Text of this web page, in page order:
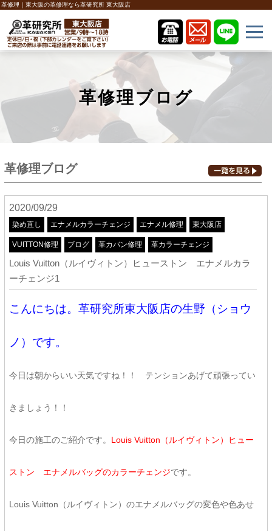
革修理｜東大阪の革修理なら革研究所 東大阪店
革修理ブログ
革修理ブログ
2020/09/29
染め直し エナメルカラーチェンジ エナメル修理 東大阪店
VUITTON修理 ブログ 革カバン修理 革カラーチェンジ
Louis Vuitton（ルイヴィトン）ヒューストン エナメルカラ
ーチェンジ1
こんにちは。革研究所東大阪店の生野（ショウ
ノ）です。
今日は朝からいい天気ですね！！ テンションあげて頑張ってい
きましょう！！
今日の施工のご紹介です。 Louis Vuitton（ルイヴィトン）ヒュー
ストン エナメルバッグのカラーチェンジです。
Louis Vuitton（ルイヴィトン）のエナメルバッグの変色や色あせ